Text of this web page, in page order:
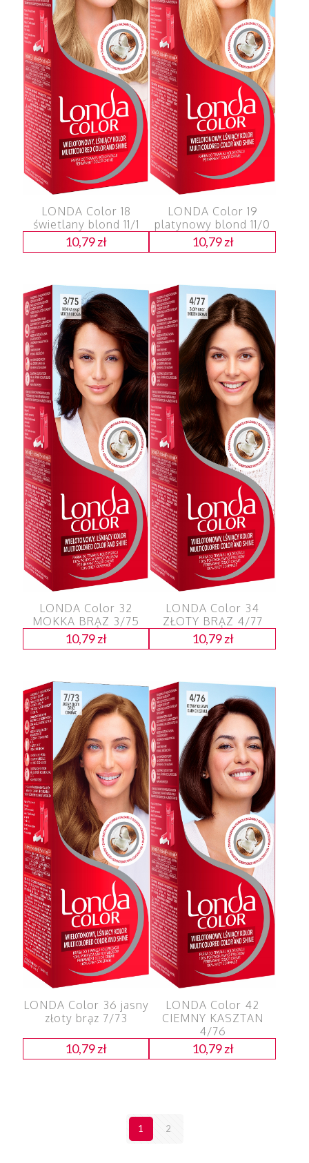
LONDA Color 18
świetlany blond 11/1
10,79zł
LONDA Color 19
platynowy blond 11/0
10,79zł
LONDA Color 32
MOKKA BRĄZ 3/75
10,79zł
LONDA Color 34
ZŁOTY BRĄZ 4/77
10,79zł
LONDA Color 36 jasny
złoty brąz 7/73
10,79zł
LONDA Color 42
CIEMNY KASZTAN
4/76
10,79zł
1 2